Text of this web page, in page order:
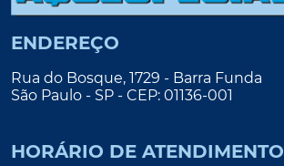
ENDEREÇO
Rua do Bosque, 1729 - Barra Funda
São Paulo - SP - CEP: 01136-001
HORÁRIO DE ATENDIMENTO